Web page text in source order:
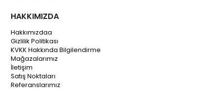
HAKKIMIZDA
Hakkımızdaa
Gizlilik Politikası
KVKK Hakkında Bilgilendirme
Mağazalarımız
İletişim
Satış Noktaları
Referanslarımız